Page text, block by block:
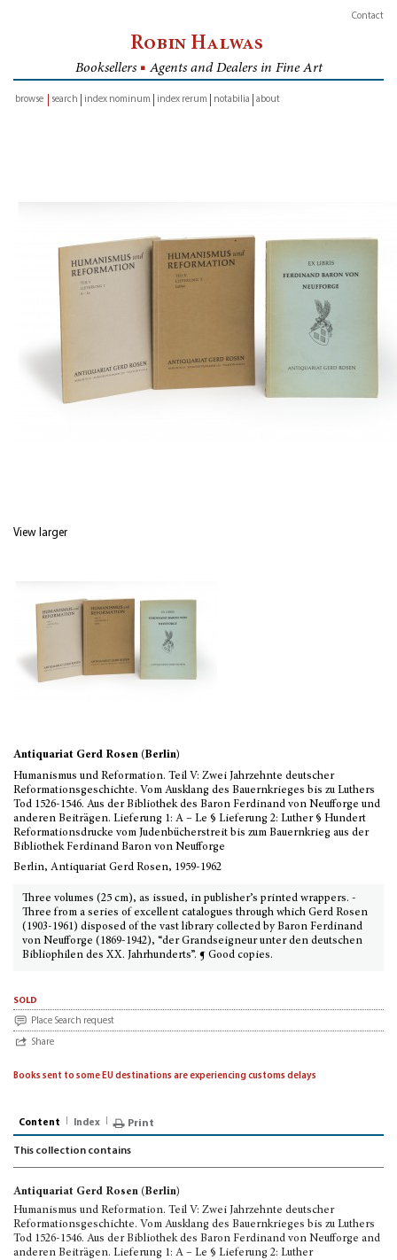
Contact
Robin Halwas
Booksellers ■ Agents and Dealers in Fine Art
browse
search index nominum index rerum notabilia about
View larger
Antiquariat Gerd Rosen (Berlin)
Humanismus und Reformation. Teil V: Zwei Jahrzehnte deutscher
Reformationsgeschichte. Vom Ausklang des Bauernkrieges bis zu Luthers
Tod 1526-1546. Aus der Bibliothek des Baron Ferdinand von Neufforge und
anderen Beiträgen. Lieferung 1: A – Le § Lieferung 2: Luther § Hundert
Reformationsdrucke vom Judenbücherstreit bis zum Bauernkrieg aus der
Bibliothek Ferdinand Baron von Neufforge
Berlin, Antiquariat Gerd Rosen, 1959-1962
Three volumes (25 cm), as issued, in publisher’s printed wrappers. -
Three from a series of excellent catalogues through which Gerd Rosen
(1903-1961) disposed of the vast library collected by Baron Ferdinand
von Neufforge (1869-1942), “der Grandseigneur unter den deutschen
Bibliophilen des XX. Jahrhunderts”. ¶ Good copies.
sold
Place Search request
Share
Books sent to some EU destinations are experiencing customs delays
Content Index Print
This collection contains
Antiquariat Gerd Rosen (Berlin)
Humanismus und Reformation. Teil V: Zwei Jahrzehnte deutscher
Reformationsgeschichte. Vom Ausklang des Bauernkrieges bis zu Luthers
Tod 1526-1546. Aus der Bibliothek des Baron Ferdinand von Neufforge and
anderen Beiträgen. Lieferung 1: A – Le § Lieferung 2: Luther